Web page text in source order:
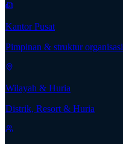
Kantor Pusat
Pimpinan & struktur organisasi
Wilayah & Huria
Distrik, Resort & Huria